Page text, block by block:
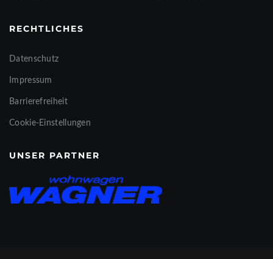
RECHTLICHES
Datenschutz
Impressum
Barrierefreiheit
Cookie-Einstellungen
UNSER PARTNER